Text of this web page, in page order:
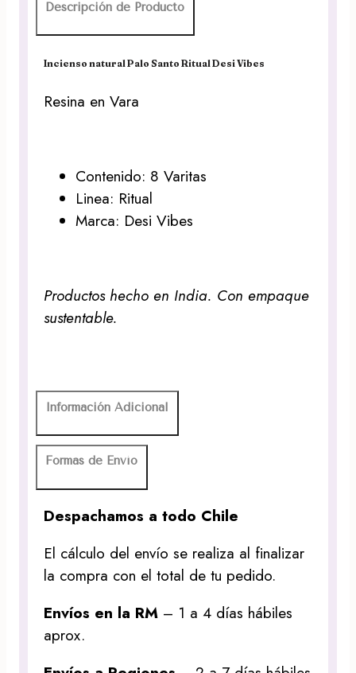
Descripción de Producto
Incienso natural Palo Santo Ritual Desi Vibes
Resina en Vara
Contenido: 8 Varitas
Linea: Ritual
Marca: Desi Vibes
Productos hecho en India. Con empaque
sustentable.
Información Adicional
Formas de Envío
Despachamos a todo Chile
El cálculo del envío se realiza al finalizar
la compra con el total de tu pedido.
Envíos en la RM – 1 a 4 días hábiles
aprox.